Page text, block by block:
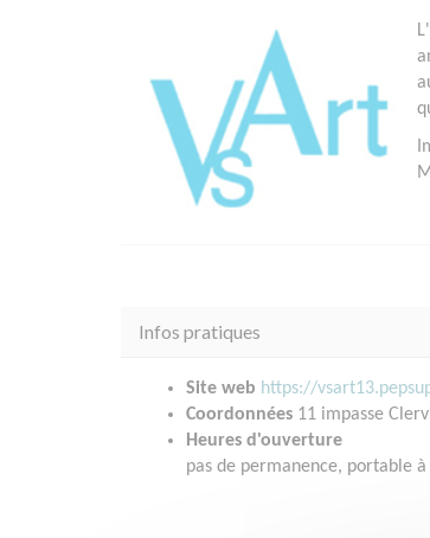
Infos pratiques
Site web https://
Coordonnées 11 impasse
Heures d'ouverture
pas de permanence, portable